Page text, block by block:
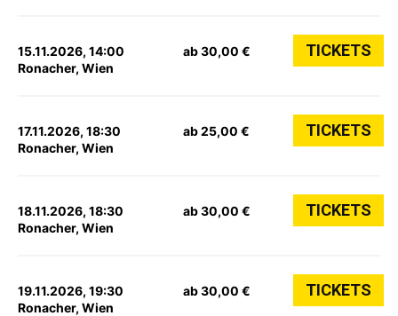
15.11.2026, 14:00
Ronacher, Wien
ab 30,00 € TICKETS
17.11.2026, 18:30
Ronacher, Wien
ab 25,00 € TICKETS
18.11.2026, 18:30
Ronacher, Wien
ab 30,00 € TICKETS
19.11.2026, 19:30
Ronacher, Wien
ab 30,00 € TICKETS